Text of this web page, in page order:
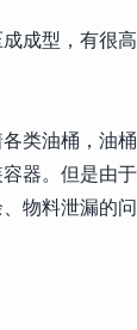
成型，有很
类油桶，油
器。但是由
物料泄漏的